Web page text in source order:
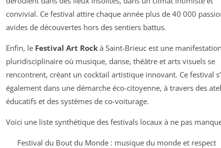
convivial. Ce festival attire chaque année plus de 40 000
avides de découvertes hors des sentiers battus.
Enfin, le Festival Art Rock à Saint-Brieuc est une
pluridisciplinaire où musique, danse, théâtre et arts visuels se
rencontrent, créant un cocktail artistique innovant. Ce festival
également dans une démarche éco-citoyenne, à travers des
éducatifs et des systèmes de co-voiturage.
Voici une liste synthétique des festivals locaux à ne pas
Festival du Bout du Monde : musique du monde et respect